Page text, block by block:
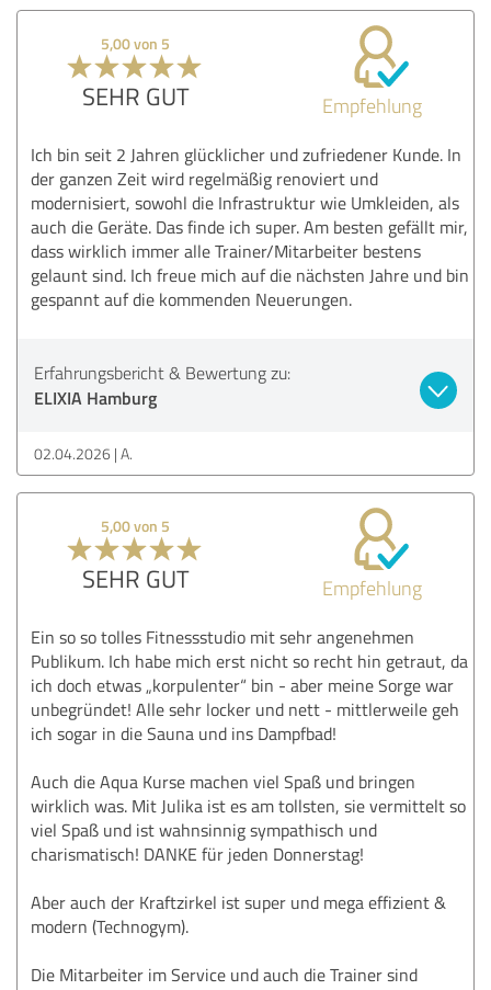
5,00 von 5
SEHR GUT Empfehlung
Ich bin seit 2 Jahren glücklicher und zufriedener Kunde. In
der ganzen Zeit wird regelmäßig renoviert und
modernisiert, sowohl die Infrastruktur wie Umkleiden, als
auch die Geräte. Das finde ich super. Am besten gefällt mir,
dass wirklich immer alle Trainer/Mitarbeiter bestens
gelaunt sind. Ich freue mich auf die nächsten Jahre und bin
gespannt auf die kommenden Neuerungen.
Erfahrungsbericht & Bewertung zu:
ELIXIA Hamburg
02.04.2026 A.
5,00 von 5
SEHR GUT Empfehlung
Ein so so tolles Fitnessstudio mit sehr angenehmen
Publikum. Ich habe mich erst nicht so recht hin getraut, da
ich doch etwas „korpulenter“ bin - aber meine Sorge war
unbegründet! Alle sehr locker und nett - mittlerweile geh
ich sogar in die Sauna und ins Dampfbad!
Auch die Aqua Kurse machen viel Spaß und bringen
wirklich was. Mit Julika ist es am tollsten, sie vermittelt so
viel Spaß und ist wahnsinnig sympathisch und
charismatisch! DANKE für jeden Donnerstag!
Aber auch der Kraftzirkel ist super und mega effizient &
modern (Technogym).
Die Mitarbeiter im Service und auch die Trainer sind